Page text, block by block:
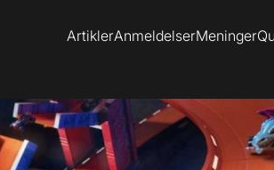
ArtiklerAnmeldelserMeninger